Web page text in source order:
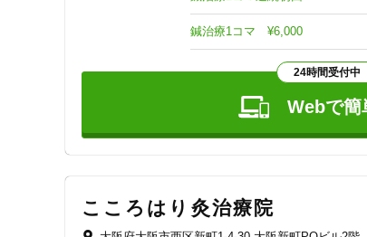
大腰筋や腸骨筋への深鍼治療も安全に実施可能です
鍼治療1コマ ¥6,000
24時間受付中
Webで簡
こころはり灸治療院